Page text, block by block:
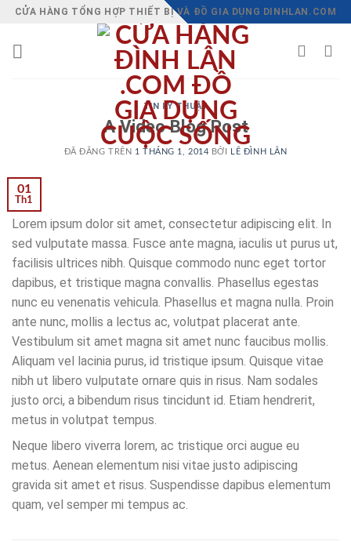
Chuyển
nội
CỬA HÀNG TỔNG HỢP THIẾT BỊ VÀ ĐỒ GIA DỤNG DINHLAN.COM
TIN KỸ THUẬT
A Video Blog Post
ĐÃ ĐĂNG TRÊN 1 THÁNG 1, 2014 BỞI LÊ ĐÌNH LÂN
01
Th1
Lorem ipsum dolor sit amet, consectetur adipiscing elit. In
sed vulputate massa. Fusce ante magna, iaculis ut purus ut,
facilisis ultrices nibh. Quisque commodo nunc eget tortor
dapibus, et tristique magna convallis. Phasellus egestas
nunc eu venenatis vehicula. Phasellus et magna nulla. Proin
ante nunc, mollis a lectus ac, volutpat placerat ante.
Vestibulum sit amet magna sit amet nunc faucibus mollis.
Aliquam vel lacinia purus, id tristique ipsum. Quisque vitae
nibh ut libero vulputate ornare quis in risus. Nam sodales
justo orci, a bibendum risus tincidunt id. Etiam hendrerit,
metus in volutpat tempus.
Neque libero viverra lorem, ac tristique orci augue eu
metus. Aenean elementum nisi vitae justo adipiscing
gravida sit amet et risus. Suspendisse dapibus elementum
quam, vel semper mi tempus ac.